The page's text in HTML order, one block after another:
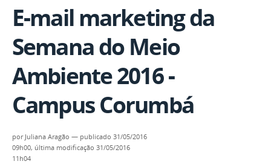
E-mail marketing da
Semana do Meio
Ambiente 2016 -
Campus Corumbá
por Juliana Aragão — publicado 31/05/2016
09h00, última modificação 31/05/2016
11h04